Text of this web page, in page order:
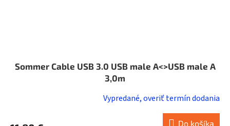
Sommer Cable USB 3.0 USB male A<>USB male A
3,0m
Vypredané, overiť termín dodania
Do košíka